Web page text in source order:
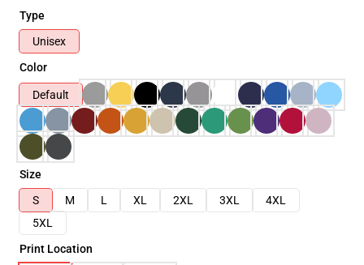
Type
Unisex
Color
Default
Size
S
M L XL 2XL 3XL
4XL
5XL
Print Location